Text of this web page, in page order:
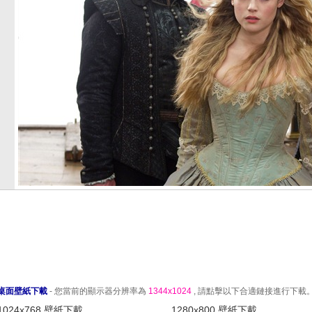
面壁紙下載 - 您當前的顯示器分辨率為 1344x1024 , 請點擊以下合適鏈接進行下載